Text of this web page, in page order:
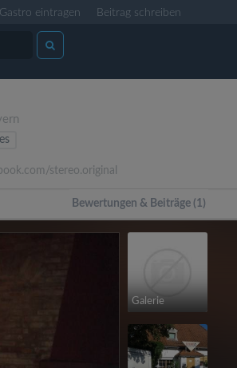
Gastro eintragen Beitrag schreiben
stereo.original
Bewertungen & Beiträge (1)
Galerie